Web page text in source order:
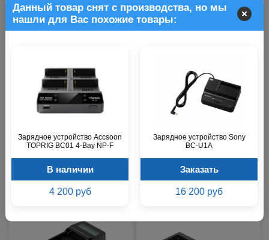
Данный товар снят с производства, но мы
нашли для Вас похожие товары:
Зарядное устройство Accsoon
TOPRIG BC01 4-Bay NP-F
В наличии
4 200 руб
Зарядное устройство Sony
BC-U1A
Заказать
16 200 руб
Зарядное устройство Sony
В наличии
0 р.
Зарядное устройство Sony
ACC-TRW
В наличии
0 р.